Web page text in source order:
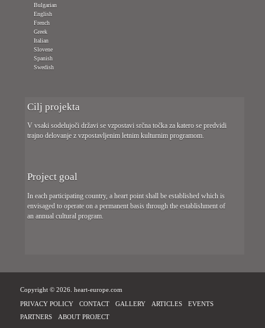
Bulgarian
English
French
Greek
Italian
Slovene
Spanish
Swedish
Cilj projekta
V vsaki sodelujoči državi se vzpostavi srčna točka za katero se predvidi
trajno delovanje z vzpostavljenim letnim kulturnim programom.
Project goal
In each participating country, a heart point shall be established which is
envisaged to operate on a permanent basis through the establishment of
an annual cultural program.
Copyright © 2026. heart-europe.com
PRIVACY POLICY CONTACT GALLERY ARTICLES
EVENTS
PARTNERS
ABOUT PROJECT